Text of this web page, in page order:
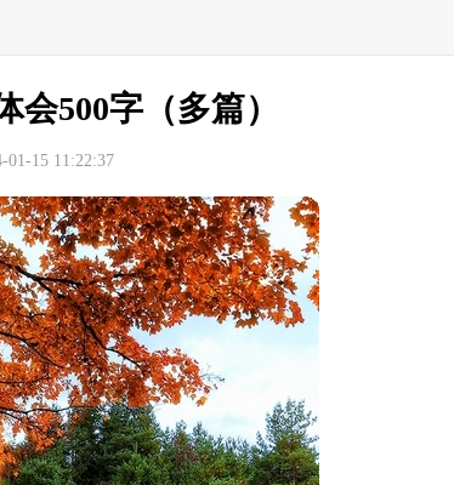
500字（多篇）
01-15 11:22:37